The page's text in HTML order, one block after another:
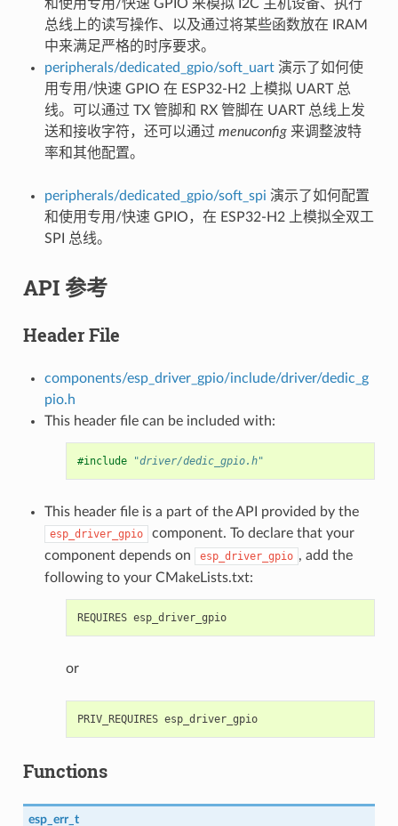
和使用专用/快速 GPIO 来模拟 I2C 主机设备、执行
总线上的读写操作、以及通过将某些函数放在 IRAM
中来满足严格的时序要求。
peripherals/dedicated_gpio/soft_uart演示了如何使
用专用/快速 GPIO 在 ESP32-H2 上模拟 UART 总
线。可以通过 TX 管脚和 RX 管脚在 UART 总线上发
送和接收字符，还可以通过 menuconfig来调整波特
率和其他配置。
peripherals/dedicated_gpio/soft_spi 演示了如何配置
和使用专用/快速 GPIO，在 ESP32-H2 上模拟全双工
SPI 总线。
API 参考
Header File
components/esp_driver_gpio/include/driver/dedic_g
pio.h
This header file can be included with:
#include "driver/dedic_gpio.h"
This header file is a part of the API provided by the
esp_driver_gpio
component. To declare that your
component depends on
esp_driver_gpio , add the
following to your CMakeLists.txt:
REQUIRES esp_driver_gpio
or
PRIV_REQUIRES esp_driver_gpio
Functions
esp_err_t